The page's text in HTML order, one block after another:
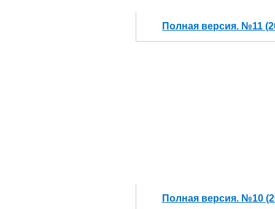
Полная версия. №11
Полная версия. №10